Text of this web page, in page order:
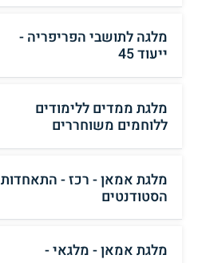
מלגה לתושבי הפריפריה -
ייעוד 45
מלגת ממדים ללימודים
ללוחמים משוחררים
מלגת אמאן - רכז - התאחדות
הסטודנטים
מלגת אמאן - מלגאי -